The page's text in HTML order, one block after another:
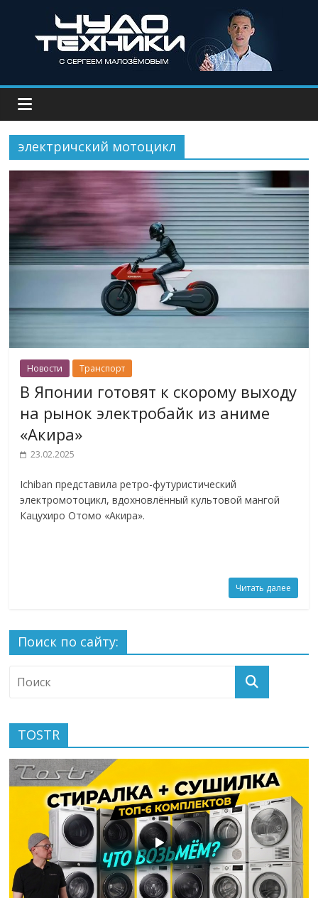
электричский мотоцикл
Новости Транспорт
В Японии готовят к скорому выходу
на рынок электробайк из аниме
«Акира»
23.02.2025
Ichiban представила ретро-футуристический
электромотоцикл, вдохновлённый культовой мангой
Кацухиро Отомо «Акира».
Читать далее
Поиск по сайту:
TOSTR